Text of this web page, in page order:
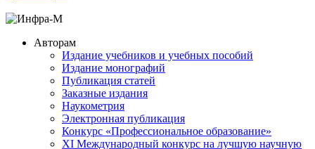
Авторам
Издание учебников и учебных пособий
Издание монографий
Публикация статей
Заказные издания
Наукометрия
Электронная публикация
Конкурс «Профессиональное образование»
XI Международный конкурс на лучшую научную